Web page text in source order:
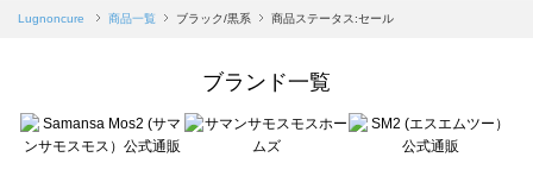
Samansa Mos2 blue（サマンサモスモス ブルー）の一覧
Te chichi（テチチ）の一覧
Te chichi CLASSIC（テチチ クラシック）の一覧
Lugnoncure 商品一覧 ブラック/黒系 商品ステータス:セール
ブランド一覧